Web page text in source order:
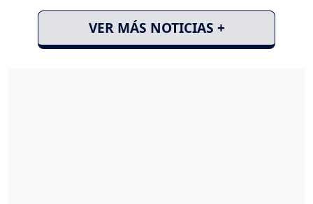
VER MÁS NOTICIAS +